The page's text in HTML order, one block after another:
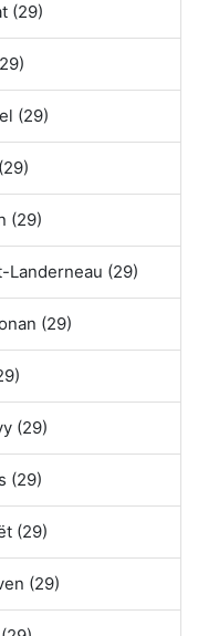
(29)
(29)
(29)
Landerneau (29)
(29)
(29)
(29)
(29)
(29)